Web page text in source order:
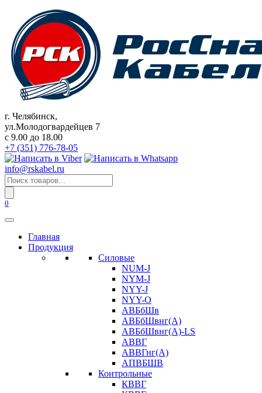
содержанию
г. Челябинск,
ул.Молодогвардейцев 7
c 9.00 до 18.00
+7 (351) 776-78-05
info@rskabel.ru
Поиск
товаров
0
Главная
Продукция
Силовые
NUM-J
NYM-J
NYY-J
NYY-O
АВБбШв
АВБбШвнг(А)
АВБбШвнг(А)-LS
АВВГ
АВВГнг(А)
АПВБШВ
Контрольные
КВВГ